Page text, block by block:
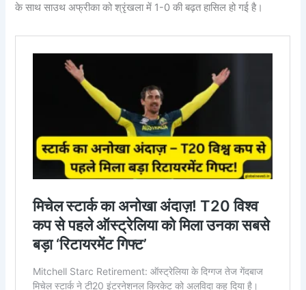
के साथ साउथ अफ्रीका को श्रृंखला में 1-0 की बढ़त हासिल हो गई है।